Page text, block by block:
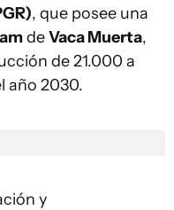
, que posee una
deVaca Muerta,
de 21.000 a
año 2030.
y